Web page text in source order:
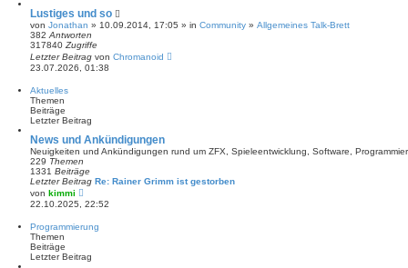
Lustiges und so
von Jonathan » 10.09.2014, 17:05 » in Community » Allgemeines Talk-Brett
382 Antworten
317840 Zugriffe
Letzter Beitrag von Chromanoid
23.07.2026, 01:38
Aktuelles
Themen
Beiträge
Letzter Beitrag
News und Ankündigungen
Neuigkeiten und Ankündigungen rund um ZFX, Spieleentwicklung, Software,
229 Themen
1331 Beiträge
Letzter Beitrag Re: Rainer Grimm ist gestorben
von kimmi
e
u
s
r
22.10.2025, 22:52
Programmierung
Themen
Beiträge
Letzter Beitrag